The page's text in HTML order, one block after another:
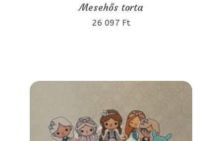
Mesehős torta
26 097 Ft